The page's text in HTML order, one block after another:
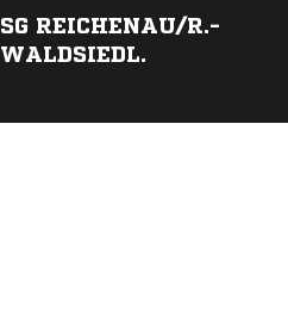
SG REICHENAU/R.-
WALDSIEDL.